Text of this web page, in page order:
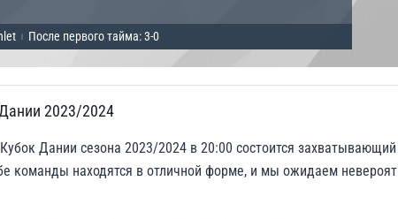
После первого тайма: 3-0
2023/2024
Дании сезона 2023/2024 в 20:00 состоится захватывающий
команды находятся в отличной форме, и мы ожидаем